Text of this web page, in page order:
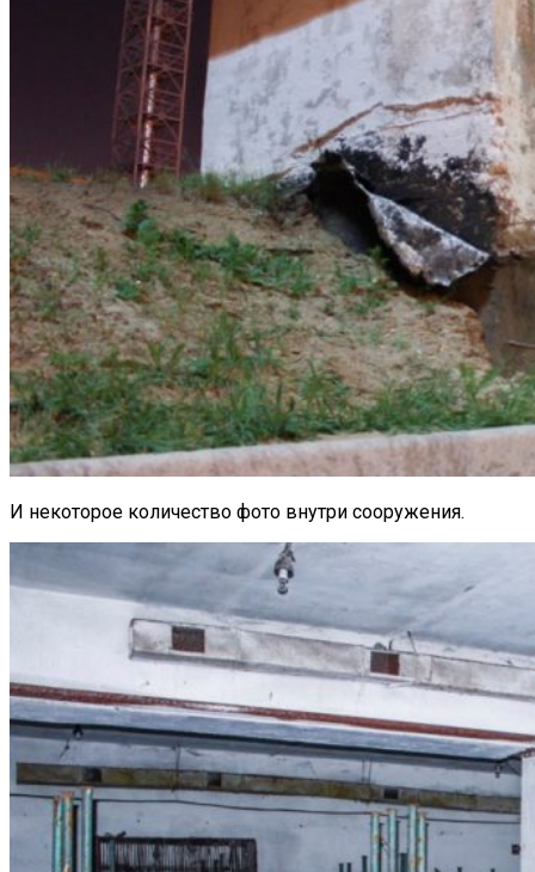
И некоторое количество фото внутри сооружения.